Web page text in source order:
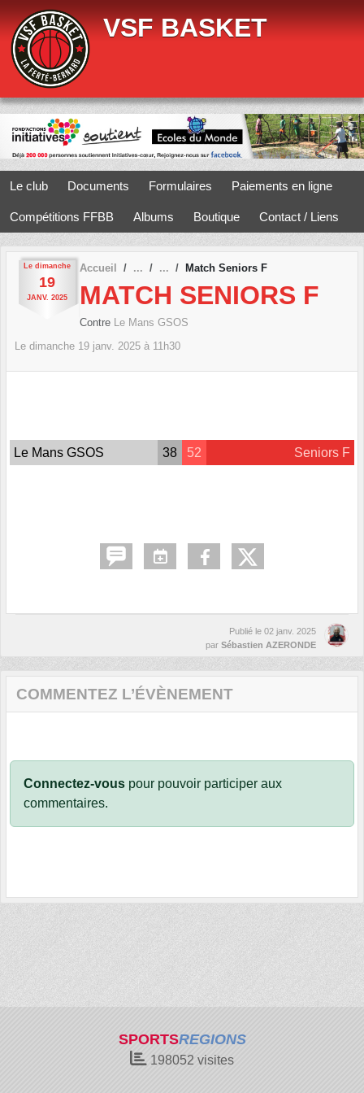
VSF BASKET
Le club Documents Formulaires Paiements en ligne
Compétitions FFBB Albums Boutique Contact / Liens
Le dimanche
19
JANV. 2025
Accueil Match Seniors F
MATCH SENIORS F
Contre
Le Mans GSOS
Le dimanche 19 janv. 2025 à 11h30
Le Mans GSOS 38 52 Seniors F
Publié le 02 janv. 2025
par Sébastien AZERONDE
COMMENTEZ L’ÉVÈNEMENT
Connectez-vous pour pouvoir participer aux
commentaires.
SPORTSREGIONS
198052 visites
Panneau de gestion des cookies